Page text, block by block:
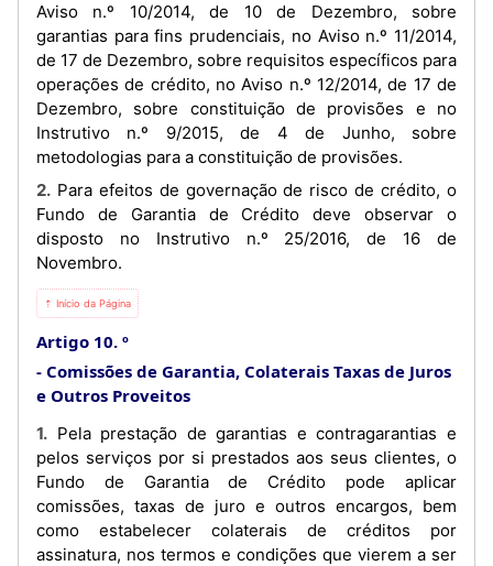
Aviso n.º 10/2014, de 10 de Dezembro, sobre
garantias para fins prudenciais, no Aviso n.º 11/2014,
de 17 de Dezembro, sobre requisitos específicos para
operações de crédito, no Aviso n.º 12/2014, de 17 de
Dezembro, sobre constituição de provisões e no
Instrutivo n.º 9/2015, de 4 de Junho, sobre
metodologias para a constituição de provisões.
2. Para efeitos de governação de risco de crédito, o
Fundo de Garantia de Crédito deve observar o
disposto no Instrutivo n.º 25/2016, de 16 de
Novembro.
⇡ Início da Página
Artigo 10. º
Comissões de Garantia, Colaterais Taxas de Juros
e Outros Proveitos
1. Pela prestação de garantias e contragarantias e
pelos serviços por si prestados aos seus clientes, o
Fundo de Garantia de Crédito pode aplicar
comissões, taxas de juro e outros encargos, bem
como estabelecer colaterais de créditos por
assinatura, nos termos e condições que vierem a ser